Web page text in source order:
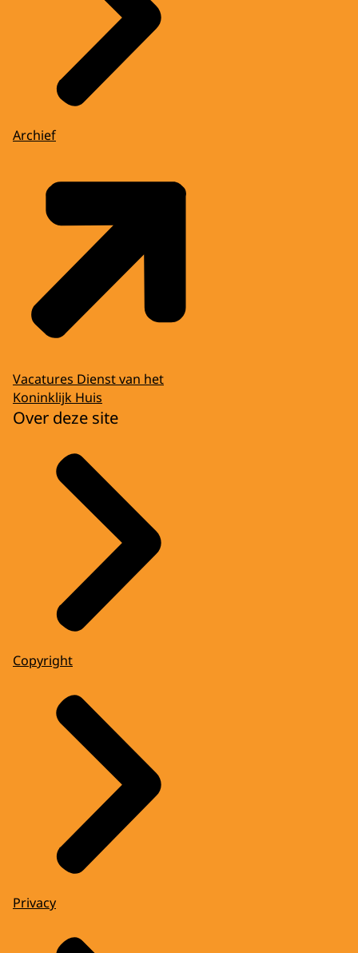
Archief
Vacatures Dienst van het
Koninklijk Huis
Over deze site
Copyright
Privacy